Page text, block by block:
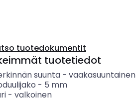
tuotedokumentit
tuotetiedot
suunta- vaakasuuntainen
- 5 mm
- valkoinen